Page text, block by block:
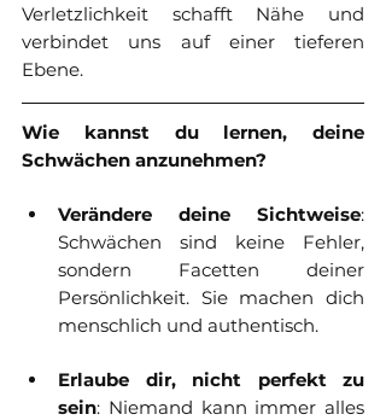
Verletzlichkeit schafft Nähe und
verbindet uns auf einer tieferen
Ebene.
Wie kannst du lernen, deine
Schwächen anzunehmen?
Verändere deine Sichtweise:
Schwächen sind keine Fehler,
sondern Facetten deiner
Persönlichkeit. Sie machen dich
menschlich und authentisch.
Erlaube dir, nicht perfekt zu
sein: Niemand kann immer alles